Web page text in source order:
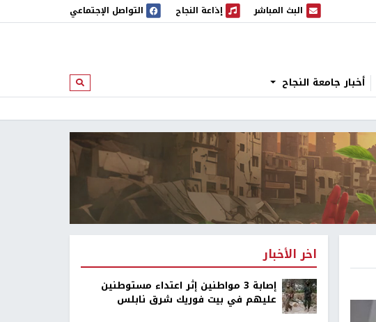
البث المباشر
البث المباشر إذاعة النجاح
إذاعة النجاح التواصل الإجتماعي
أخبار جامعة النجاح ابحث
اخر الأخبار
إصابة 3 مواطنين إثر اعتداء مستوطنين
عليهم في بيت فوريك شرق نابلس